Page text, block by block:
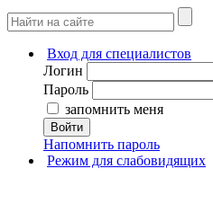
Вход для специалистов
Логин
Пароль
запомнить меня
Войти
Напомнить пароль
Режим для слабовидящих